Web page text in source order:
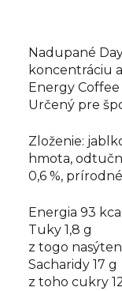
Nadupané
koncentráciu
Energy
Určený pre
Zloženie:
hmota,
0,6 %,
Energia 93
Tuky 1,8 g
z togo
Sacharidy 17 g
z toho cukry